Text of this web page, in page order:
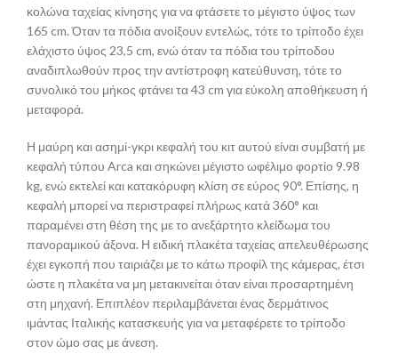
κολώνα ταχείας κίνησης για να φτάσετε το μέγιστο ύψος των
165 cm. Όταν τα πόδια ανοίξουν εντελώς, τότε το τρίποδο έχει
ελάχιστο ύψος 23,5 cm, ενώ όταν τα πόδια του τρίποδου
αναδιπλωθούν προς την αντίστροφη κατεύθυνση, τότε το
συνολικό του μήκος φτάνει τα 43 cm για εύκολη αποθήκευση ή
μεταφορά.
Η μαύρη και ασημί-γκρι κεφαλή του κιτ αυτού είναι συμβατή με
κεφαλή τύπου Arca και σηκώνει μέγιστο ωφέλιμο φορτίο 9.98
kg, ενώ εκτελεί και κατακόρυφη κλίση σε εύρος 90°. Επίσης, η
κεφαλή μπορεί να περιστραφεί πλήρως κατά 360° και
παραμένει στη θέση της με το ανεξάρτητο κλείδωμα του
πανοραμικού άξονα. Η ειδική πλακέτα ταχείας απελευθέρωσης
έχει εγκοπή που ταιριάζει με το κάτω προφίλ της κάμερας, έτσι
ώστε η πλακέτα να μη μετακινείται όταν είναι προσαρτημένη
στη μηχανή. Επιπλέον περιλαμβάνεται ένας δερμάτινος
ιμάντας Ιταλικής κατασκευής για να μεταφέρετε το τρίποδο
στον ώμο σας με άνεση.